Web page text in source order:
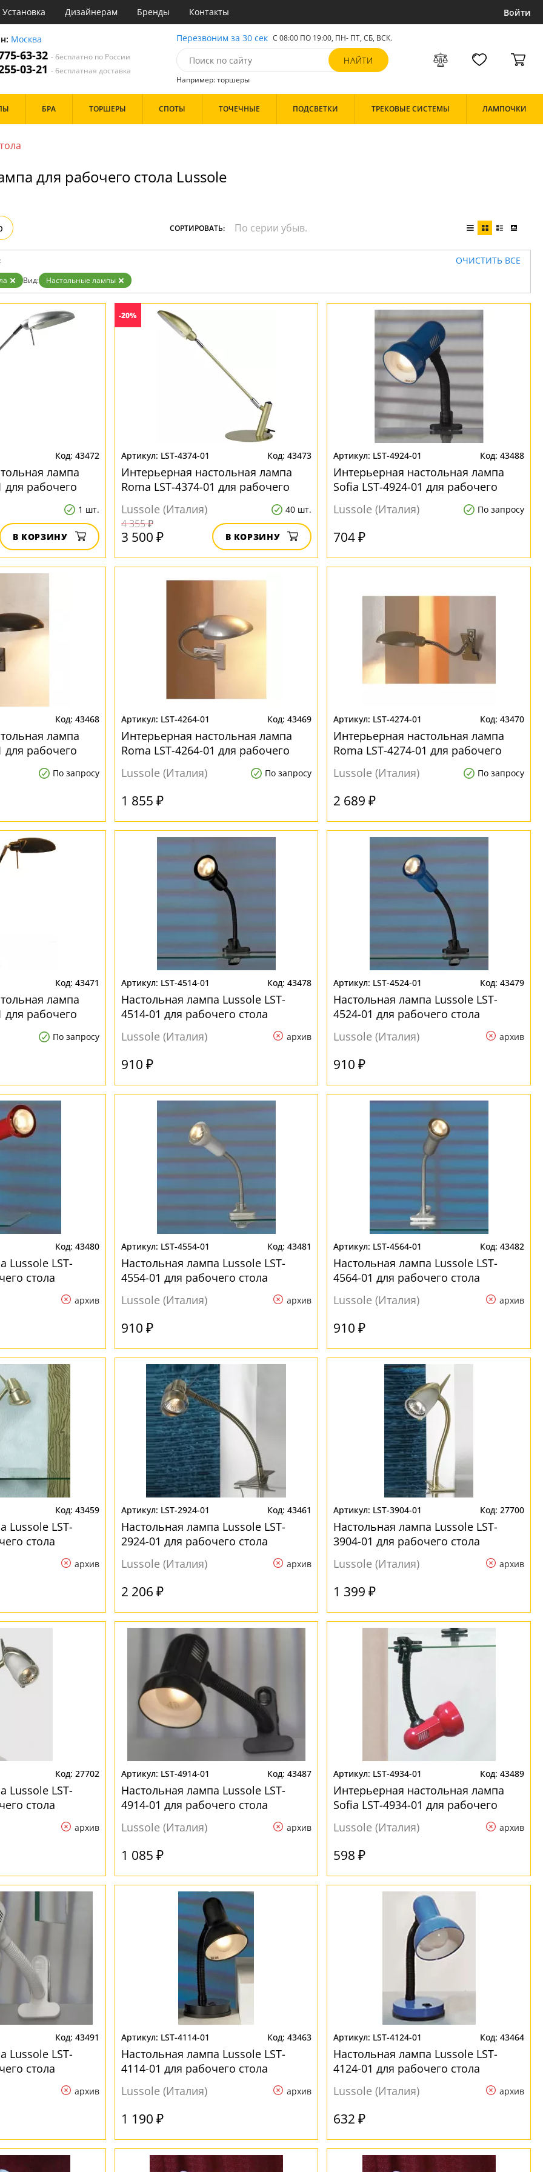
Установка Дизайнерам Бренды Контакты Войти
Москва
63-32- бесплатно по России
03-21- бесплатная доставка
Перезвоним за 30 сек С 08:00 ПО 19:00, ПН- ПТ, СБ, ВСК.
Например: торшеры
Черные
БРА ТОРШЕРЫ СПОТЫ ТОЧЕЧНЫЕ ПОДСВЕТКИ ТРЕКОВЫЕ СИСТЕМЫ ЛАМПОЧКИ
для рабочего стола Lussole
СОРТИРОВАТЬ:
ОЧИСТИТЬ ВСЕ
Вид: Настольные лампы
43472
лампа
для рабочего
1 шт.
В КОРЗИНУ
-20%
LST-4374-01 43473
Интерьерная настольная лампа
Roma LST-4374-01 для рабочего
Lussole (Италия) 40 шт.
4 355 ₽
3 500 ₽ В КОРЗИНУ
LST-4924-01 43488
Интерьерная настольная лампа
Sofia LST-4924-01 для рабочего
Lussole (Италия) По запросу
704 ₽
43468
лампа
для рабочего
По запросу
LST-4264-01 43469
Интерьерная настольная лампа
Roma LST-4264-01 для рабочего
Lussole (Италия) По запросу
1 855 ₽
LST-4274-01 43470
Интерьерная настольная лампа
Roma LST-4274-01 для рабочего
Lussole (Италия) По запросу
2 689 ₽
43471
лампа
для рабочего
По запросу
LST-4514-01 43478
Настольная лампа Lussole LST-
4514-01 для рабочего стола
Lussole (Италия)
архив
910 ₽
LST-4524-01 43479
Настольная лампа Lussole LST-
4524-01 для рабочего стола
Lussole (Италия)
архив
910 ₽
43480
Lussole LST-
стола
архив
LST-4554-01 43481
Настольная лампа Lussole LST-
4554-01 для рабочего стола
Lussole (Италия)
архив
910 ₽
LST-4564-01 43482
Настольная лампа Lussole LST-
4564-01 для рабочего стола
Lussole (Италия)
архив
910 ₽
43459
Lussole LST-
стола
архив
LST-2924-01 43461
Настольная лампа Lussole LST-
2924-01 для рабочего стола
Lussole (Италия)
архив
2 206 ₽
LST-3904-01 27700
Настольная лампа Lussole LST-
3904-01 для рабочего стола
Lussole (Италия)
архив
1 399 ₽
27702
Lussole LST-
стола
архив
LST-4914-01 43487
Настольная лампа Lussole LST-
4914-01 для рабочего стола
Lussole (Италия)
архив
1 085 ₽
LST-4934-01 43489
Интерьерная настольная лампа
Sofia LST-4934-01 для рабочего
Lussole (Италия) архив
598 ₽
43491
Lussole LST-
стола
архив
LST-4114-01 43463
Настольная лампа Lussole LST-
4114-01 для рабочего стола
Lussole (Италия)
архив
1 190 ₽
LST-4124-01 43464
Настольная лампа Lussole LST-
4124-01 для рабочего стола
Lussole (Италия)
архив
632 ₽